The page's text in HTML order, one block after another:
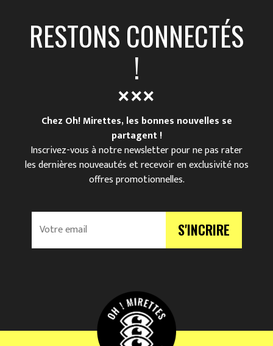
RESTONS CONNECTÉS
!
Chez Oh! Mirettes, les bonnes nouvelles se
partagent !
Inscrivez-vous à notre newsletter pour ne pas rater
les dernières nouveautés et recevoir en exclusivité nos
offres promotionnelles.
V
r
l
S'INCRIRE